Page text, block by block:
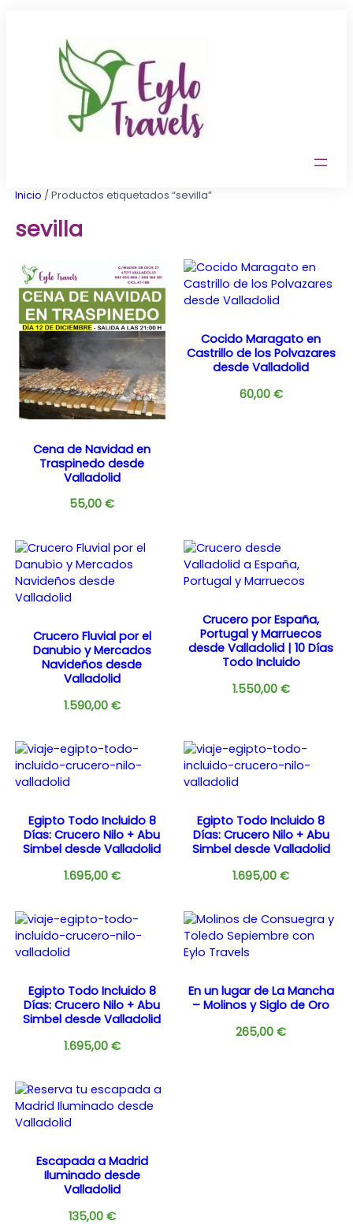
Inicio / Productos etiquetados “sevilla”
sevilla
Cena de Navidad en
Traspinedo desde
Valladolid
55,00€
Cocido Maragato en
Castrillo de los Polvazares
desde Valladolid
60,00 €
Crucero Fluvial por el
Danubio y Mercados
Navideños desde
Valladolid
1.590,00 €
Crucero por España,
Portugal y Marruecos
desde Valladolid | 10 Días
Todo Incluido
1.550,00 €
Egipto Todo Incluido 8
Días: Crucero Nilo + Abu
Simbel desde Valladolid
1.695,00 €
Egipto Todo Incluido 8
Días: Crucero Nilo + Abu
Simbel desde Valladolid
1.695,00€
Egipto Todo Incluido 8
Días: Crucero Nilo + Abu
Simbel desde Valladolid
1.695,00 €
En un lugar de La Mancha
– Molinos y Siglo de Oro
265,00€
Escapada a Madrid
Iluminado desde
Valladolid
135,00 €